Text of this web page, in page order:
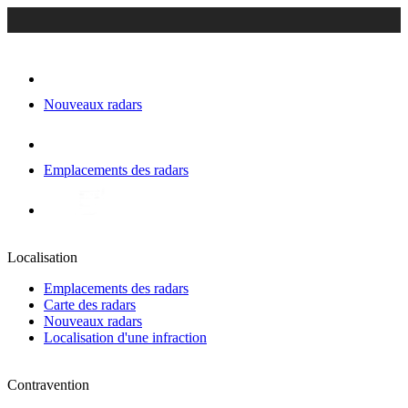
Nouveaux radars
Emplacements des radars
Localisation
Emplacements des radars
Carte des radars
Nouveaux radars
Localisation d'une infraction
Contravention